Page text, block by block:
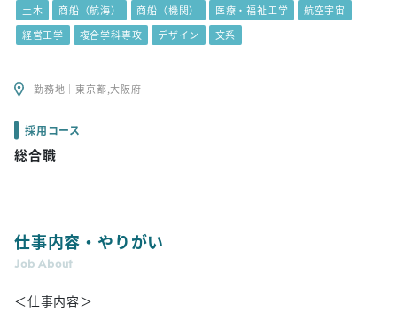
土木
商船（航海） 商船（機関） 医療・福祉工学
航空宇宙
経営工学
複合学科専攻 デザイン 文系
勤務地｜東京都,大阪府
採用コース
総合職
仕事内容・やりがい
Job About
＜仕事内容＞